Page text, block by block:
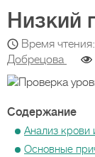
Низкий
Время
Добрецова
Содержание
Анализ крови
Основные